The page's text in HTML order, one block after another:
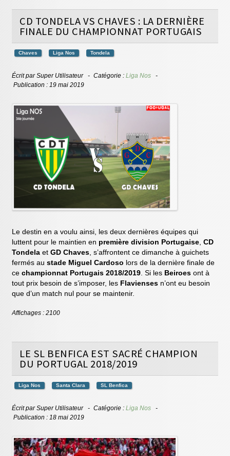
CD TONDELA VS CHAVES : LA DERNIÈRE
FINALE DU CHAMPIONNAT PORTUGAIS
Chaves Liga Nos Tondela
Écrit parSuper Utilisateur Catégorie :Liga Nos
Publication : 19 mai 2019
Le destin en a voulu ainsi, les deux dernières équipes qui
luttent pour le maintien en première division Portugaise ,CD
TondelaetGD Chaves , s’affrontent ce dimanche à guichets
fermés austade Miguel Cardoso lors de la dernière finale de
cechampionnat Portugais 2018/2019 . Si les Beiroesont à
tout prix besoin de s’imposer, les Flaviensesn’ont eu besoin
que d’un match nul pour se maintenir.
Affichages : 2100
LE SL BENFICA EST SACRÉ CHAMPION
DU PORTUGAL 2018/2019
Liga Nos Santa Clara SL Benfica
Écrit parSuper Utilisateur Catégorie :Liga Nos
Publication : 18 mai 2019